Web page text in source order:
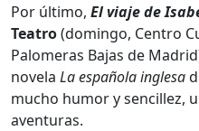
Por último, El viaje de
Teatro(domingo, Centro
Palomeras Bajas de
novela La española inglesa
mucho humor y sencillez,
aventuras.